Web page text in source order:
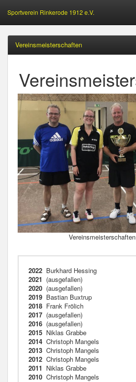
Sportverein Rinkerode 1912 e.V.
Vereinsmeisterschaften
2022 Burkhard Hessing
2021 (ausgefallen)
2020 (ausgefallen)
2019 Bastian Buxtrup
2018 Frank Frölich
2017 (ausgefallen)
2016 (ausgefallen)
2015 Niklas Grabbe
2014 Christoph Mangels
2013 Christoph Mangels
2012 Christoph Mangels
2011 Niklas Grabbe
2010 Christoph Mangels